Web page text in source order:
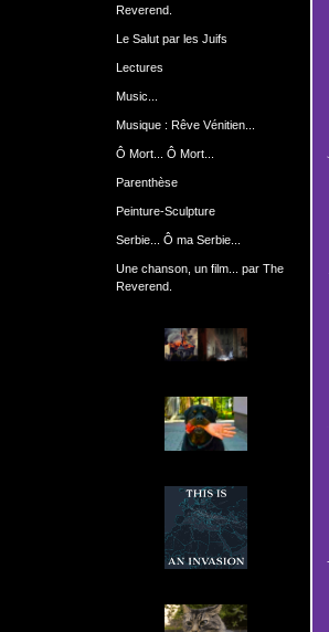
Reverend.
Le Salut par les Juifs
Lectures
Music...
Musique : Rêve Vénitien...
Ô Mort... Ô Mort...
Parenthèse
Peinture-Sculpture
Serbie... Ô ma Serbie...
Une chanson, un film... par The
Reverend.